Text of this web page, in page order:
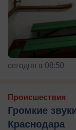
сегодня в 08:50
Происшествия
Громкие
Краснодара